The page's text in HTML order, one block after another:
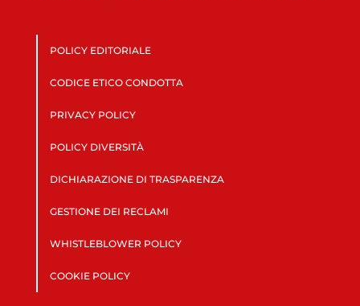
POLICY EDITORIALE
CODICE ETICO CONDOTTA
PRIVACY POLICY
POLICY DIVERSITÀ
DICHIARAZIONE DI TRASPARENZA
GESTIONE DEI RECLAMI
WHISTLEBLOWER POLICY
COOKIE POLICY